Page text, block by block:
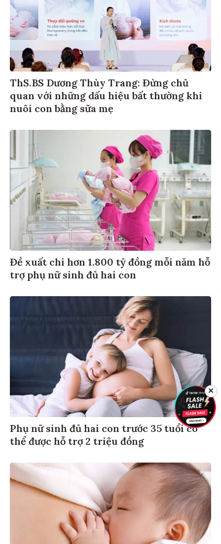
ThS.BS Dương Thùy Trang: Đừng chủ
quan với những dấu hiệu bất thường khi
nuôi con bằng sữa mẹ
Đề xuất chi hơn 1.800 tỷ đồng mỗi năm hỗ
trợ phụ nữ sinh đủ hai con
Phụ nữ sinh đủ hai con trước 35 tuổi có
thể được hỗ trợ 2 triệu đồng
✕